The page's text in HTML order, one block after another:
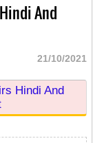
And
21/10/2021
Hindi And